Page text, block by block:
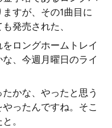
すが、その1曲目に
発売された、
ロングホームトレイ
、今週月曜日のライ
かな、やったと思う
ったんですね。そこ
。